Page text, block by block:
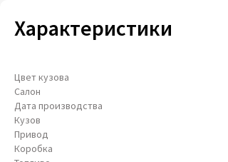
Характеристики
Цвет кузова
Салон
Дата производства
Кузов
Привод
Коробка